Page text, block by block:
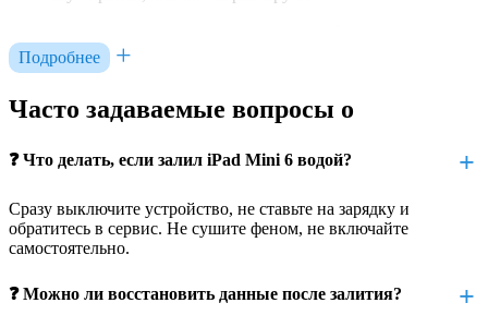
появились пятна на экране, искажения, мерцание
устройство греется сильнее обычного
всего, жидкость уже внутри, и нужна срочная диагностика.
Почему нельзя просто высушить
Подробнее
Часто задаваемые вопросы о
❓ Что делать, если залил iPad Mini 6 водой?
Сразу выключите устройство, не ставьте на зарядку и
обратитесь в сервис. Не сушите феном, не включайте
самостоятельно.
❓ Можно ли восстановить данные после залития?